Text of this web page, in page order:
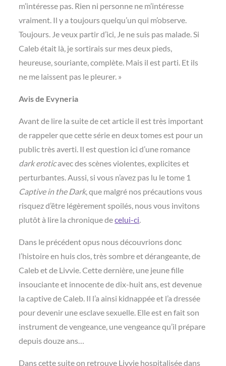
m’intéresse pas. Rien ni personne ne m’intéresse
vraiment. Il y a toujours quelqu’un qui m’observe.
Toujours. Je veux partir d’ici, Je ne suis pas malade. Si
Caleb était là, je sortirais sur mes deux pieds,
heureuse, souriante, complète. Mais il est parti. Et ils
ne me laissent pas le pleurer. »
Avis de Evyneria
Avant de lire la suite de cet article il est très important
de rappeler que cette série en deux tomes est pour un
public très averti. Il est question ici d’une romance
dark eroticavec des scènes violentes, explicites et
perturbantes. Aussi, si vous n’avez pas lu le tome 1
Captive in the Dark, que malgré nos précautions vous
risquez d’être légèrement spoilés, nous vous invitons
plutôt à lire la chronique decelui-ci.
Dans le précédent opus nous découvrions donc
l’histoire en huis clos, très sombre et dérangeante, de
Caleb et de Livvie. Cette dernière, une jeune fille
insouciante et innocente de dix-huit ans, est devenue
la captive de Caleb. Il l’a ainsi kidnappée et l’a dressée
pour devenir une esclave sexuelle. Elle est en fait son
instrument de vengeance, une vengeance qu’il prépare
depuis douze ans…
Dans cette suite on retrouve Livvie hospitalisée dans